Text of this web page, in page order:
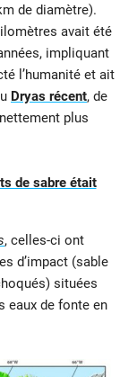
de diamètre).
avait été
impliquant
l’humanité et ait
Dryas récent, de
plus
de sabre était
, celles-ci ont
d’impact (sable
situées
eaux de fonte en